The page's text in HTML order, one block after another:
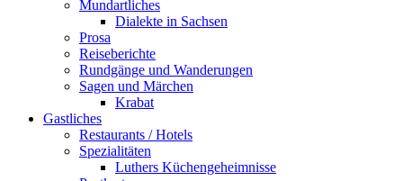
Mundartliches
Dialekte in Sachsen
Prosa
Reiseberichte
Rundgänge und Wanderungen
Sagen und Märchen
Krabat
Gastliches
Restaurants / Hotels
Spezialitäten
Luthers Küchengeheimnisse